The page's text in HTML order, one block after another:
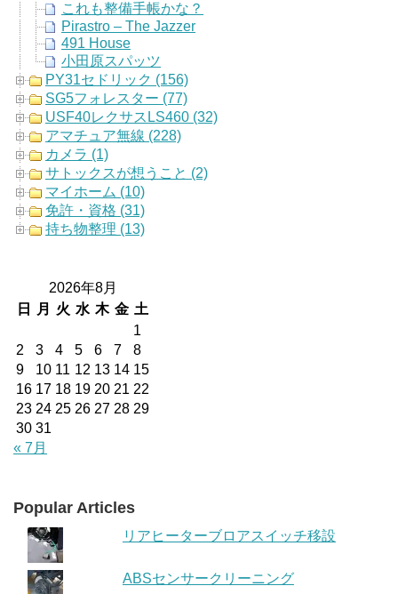
これも整備手帳かな？
Pirastro – The Jazzer
491 House
小田原スパッツ
PY31セドリック (156)
SG5フォレスター (77)
USF40レクサスLS460 (32)
アマチュア無線 (228)
カメラ (1)
サトックスが想うこと (2)
マイホーム (10)
免許・資格 (31)
持ち物整理 (13)
2026年8月
日
月 火 水 木 金 土
1
2
3 4 5 6 7
8
9
10 11 12 13 14 15
16 17 18 19 20 21 22
23 24 25 26 27 28 29
30 31
« 7月
Popular Articles
リアヒーターブロアスイッチ移設
ABSセンサークリーニング